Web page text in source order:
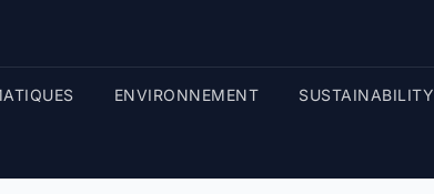
ENVIRONNEMENT SUSTAINABILITY